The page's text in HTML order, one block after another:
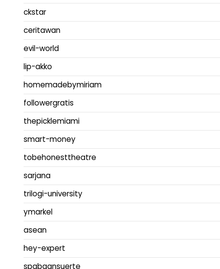
ckstar
ceritawan
evil-world
lip-akko
homemadebymiriam
followergratis
thepicklemiami
smart-money
tobehonesttheatre
sarjana
trilogi-university
ymarkel
asean
hey-expert
spabaansuerte